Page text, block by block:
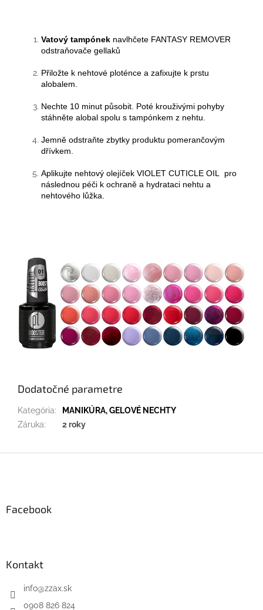
Vatový tampónek navlhčete FANTASY REMOVER
odstraňovače gellaků
Přiložte k nehtové ploténce a zafixujte k prstu
alobalem.
Nechte 10 minut působit. Poté krouživými pohyby
stáhněte alobal spolu s tampónkem z nehtu.
Jemně odstraňte zbytky produktu pomerančovým
dřívkem.
Aplikujte nehtový olejíček VIOLET CUTICLE OIL pro
následnou péči k ochraně a hydrataci nehtu a
nehtového lůžka.
Dodatočné parametre
Kategória:
MANIKÚRA, GELOVÉ NECHTY
Záruka: 2 roky
Facebook
Kontakt
info@zzax.sk
0908 826 824